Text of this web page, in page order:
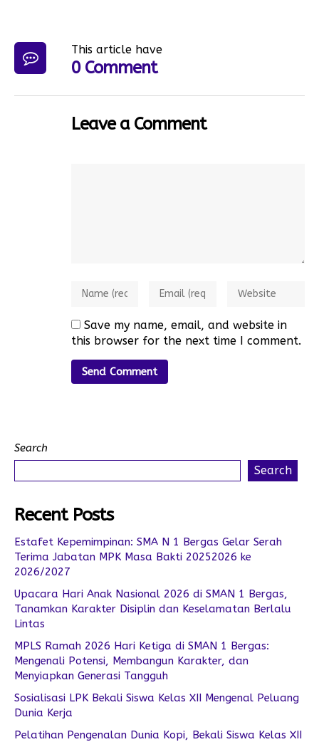
This article have
0 Comment
Leave a Comment
Save my name, email, and website in
this browser for the next time I comment.
Search
Search
Recent Posts
Estafet Kepemimpinan: SMA N 1 Bergas Gelar Serah
Terima Jabatan MPK Masa Bakti 20252026 ke
2026/2027
Upacara Hari Anak Nasional 2026 di SMAN 1 Bergas,
Tanamkan Karakter Disiplin dan Keselamatan Berlalu
Lintas
MPLS Ramah 2026 Hari Ketiga di SMAN 1 Bergas:
Mengenali Potensi, Membangun Karakter, dan
Menyiapkan Generasi Tangguh
Sosialisasi LPK Bekali Siswa Kelas XII Mengenal Peluang
Dunia Kerja
Pelatihan Pengenalan Dunia Kopi, Bekali Siswa Kelas XII